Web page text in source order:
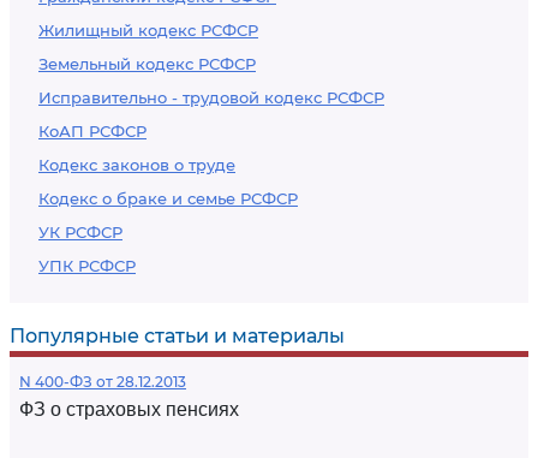
Жилищный кодекс РСФСР
Земельный кодекс РСФСР
Исправительно - трудовой кодекс РСФСР
КоАП РСФСР
Кодекс законов о труде
Кодекс о браке и семье РСФСР
УК РСФСР
УПК РСФСР
Популярные статьи и материалы
N 400-ФЗ от 28.12.2013
ФЗ о страховых пенсиях